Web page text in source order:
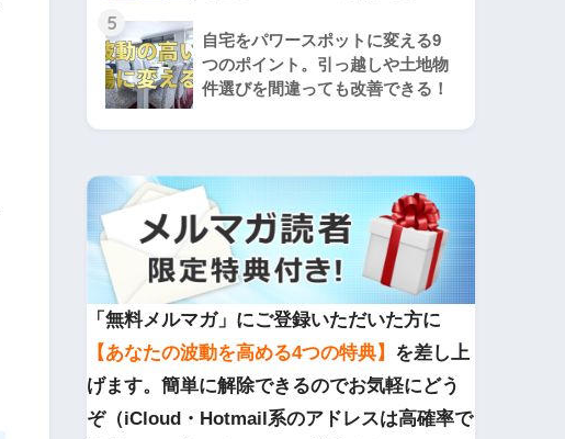
5
自宅をパワースポットに変える9
つのポイント。引っ越しや土地物
件選びを間違っても改善できる！
「無料メルマガ」にご登録いただいた方に
【あなたの波動を高める4つの特典】 を差し上
げます。簡単に解除できるのでお気軽にどう
ぞ（iCloud・Hotmail系のアドレスは高確率で